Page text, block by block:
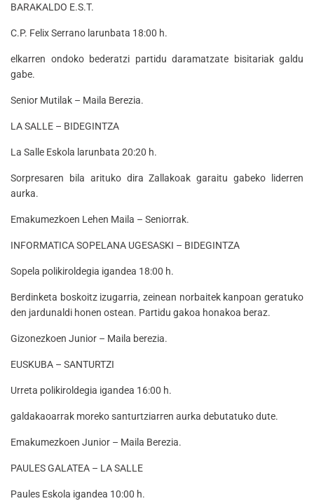
BARAKALDO E.S.T.
C.P. Felix Serrano larunbata 18:00 h.
elkarren ondoko bederatzi partidu daramatzate bisitariak galdu
gabe.
Senior Mutilak – Maila Berezia.
LA SALLE – BIDEGINTZA
La Salle Eskola larunbata 20:20 h.
Sorpresaren bila arituko dira Zallakoak garaitu gabeko liderren
aurka.
Emakumezkoen Lehen Maila – Seniorrak.
INFORMATICA SOPELANA UGESASKI – BIDEGINTZA
Sopela polikiroldegia igandea 18:00 h.
Berdinketa boskoitz izugarria, zeinean norbaitek kanpoan geratuko
den jardunaldi honen ostean. Partidu gakoa honakoa beraz.
Gizonezkoen Junior – Maila berezia.
EUSKUBA – SANTURTZI
Urreta polikiroldegia igandea 16:00 h.
galdakaoarrak moreko santurtziarren aurka debutatuko dute.
Emakumezkoen Junior – Maila Berezia.
PAULES GALATEA – LA SALLE
Paules Eskola igandea 10:00 h.